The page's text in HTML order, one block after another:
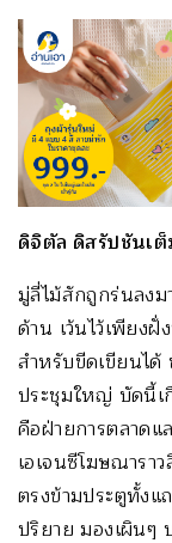
ดิจิตัล ดิสรัปชันเ
มู่ลี่ไม้สักถูกร่นลง
ด้าน เว้นไว้เพียง
สำหรับขีดเขียนได้
ประชุมใหญ่ บัดนี้เ
คือฝ่ายการตลาด
เอเจนซีโฆษณาร
ตรงข้ามประตูทั้ง
ปริยาย มองเผินๆ